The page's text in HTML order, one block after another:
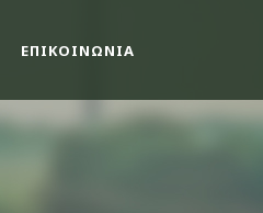
ΕΠΙΚΟΙΝΩΝΊΑ